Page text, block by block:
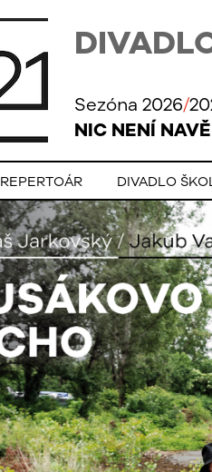
Sezóna 2026/
NIC NENÍ
REPERTOÁR DIVADLO